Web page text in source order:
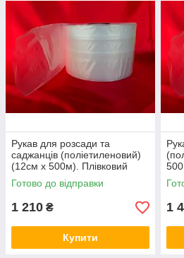
Рукав для розсади та
саджанців (поліетиленовий)
(12см х 500м). Плівковий
стаканчик.
Готово до відправки
1 210 ₴
Купити
500
1